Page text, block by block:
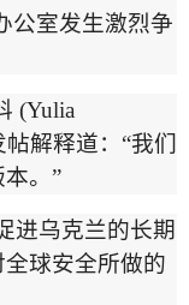
公室发生激烈争
(Yulia
帖解释道： “我们
。 ”
进乌克兰的长期
球安全所做的